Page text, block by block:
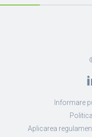
Informare
Aplicarea